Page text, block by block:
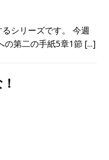
シリーズです。 今週
の第二の手紙5章1節 [...]